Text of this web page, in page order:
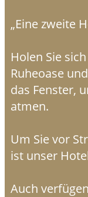
„Eine zweite
Holen Sie
Ruheoase
das Fenster,
atmen.
Um Sie vor
ist unser
Auch